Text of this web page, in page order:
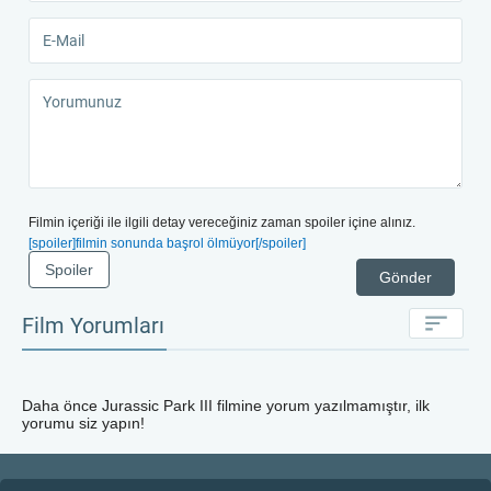
Filmin içeriği ile ilgili detay vereceğiniz zaman spoiler içine alınız.
[spoiler]filmin sonunda başrol ölmüyor[/spoiler]
Gönder
Spoiler
Film Yorumları
Daha önce Jurassic Park III filmine yorum yazılmamıştır, ilk
yorumu siz yapın!